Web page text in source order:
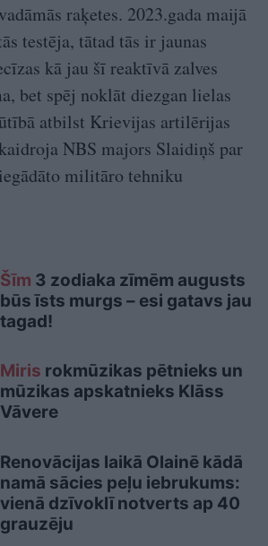
raķetes. 2023.gada maijā
testēja, tātad tās ir jaunas
kā jau šī reaktīvā zalves
bet spēj noklāt diezgan lielas
atbilst Krievijas artilērijas
NBS majors Slaidiņš par
militāro tehniku
Šīm 3 zodiaka zīmēm augusts
būs īsts murgs – esi gatavs jau
tagad!
Miris rokmūzikas pētnieks un
mūzikas apskatnieks Klāss
Vāvere
Renovācijas laikā Olainē kādā
namā sācies peļu iebrukums:
vienā dzīvoklī notverts ap 40
grauzēju